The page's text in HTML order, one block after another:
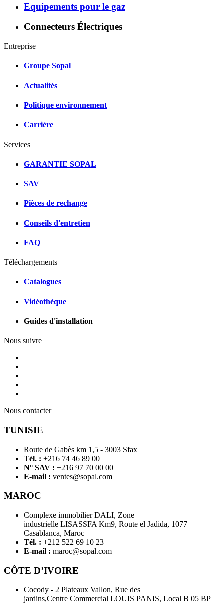
Equipements pour le gaz
Connecteurs Électriques
Entreprise
Groupe Sopal
Actualités
Politique environnement
Carrière
Services
GARANTIE SOPAL
SAV
Pièces de rechange
Conseils d'entretien
FAQ
Téléchargements
Catalogues
Vidéothèque
Guides d'installation
Nous suivre
Nous contacter
TUNISIE
Route de Gabès km 1,5 - 3003 Sfax
Tél. : +216 74 46 89 00
N° SAV : +216 97 70 00 00
E-mail : ventes@sopal.com
MAROC
Complexe immobilier DALI, Zone
industrielle LISASSFA Km9, Route el Jadida, 1077
Casablanca, Maroc
Tél. : +212 522 69 10 23
E-mail : maroc@sopal.com
CÔTE D’IVOIRE
Cocody - 2 Plateaux Vallon, Rue des
jardins,Centre Commercial LOUIS PANIS, Local B 05 BP